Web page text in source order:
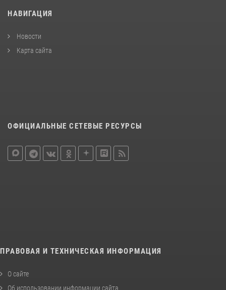
НАВИГАЦИЯ
Новости
Карта сайта
ОФИЦИАЛЬНЫЕ СЕТЕВЫЕ РЕСУРСЫ
ПРАВОВАЯ И ТЕХНИЧЕСКАЯ ИНФОРМАЦИЯ
О сайте
Об использовании информации сайта